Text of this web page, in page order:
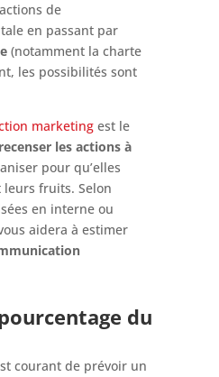
de
en passant par
(notamment la charte
les possibilités sont
marketingest le
recenser les actions à
pour qu’elles
fruits. Selon
en interne ou
aidera à estimer
du
courant de prévoir un